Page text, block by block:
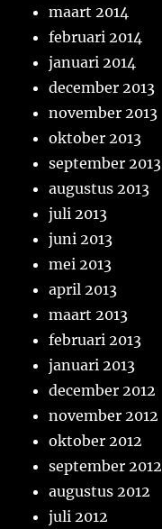
maart 2014
februari 2014
januari 2014
december 2013
november 2013
oktober 2013
september 2013
augustus 2013
juli 2013
juni 2013
mei 2013
april 2013
maart 2013
februari 2013
januari 2013
december 2012
november 2012
oktober 2012
september 2012
augustus 2012
juli 2012